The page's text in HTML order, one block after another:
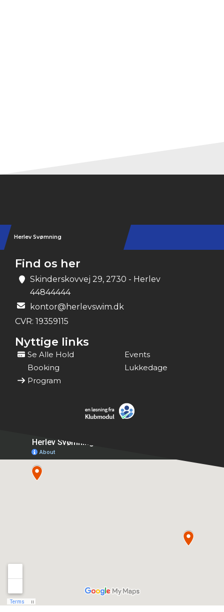
Herlev Svømning
Find os her
Skinderskovvej 29, 2730 - Herlev
44844444
kontor@herlevswim.dk
CVR: 19359115
Nyttige links
Se Alle Hold
Events
Booking
Lukkedage
Program